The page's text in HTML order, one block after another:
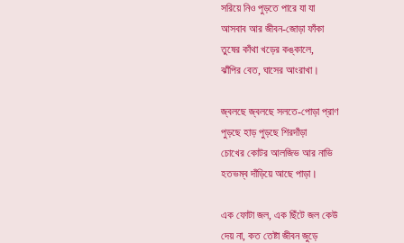
সরিয়ে নিও পুড়তে পারে যা যা
আসবাব আর জীবন-জোড়া ফাঁকা
তুষের কাঁথা খড়ের কঙ্কালে,
ঝাঁপির বেত, ঘাসের আংরাখা।
জ্বলছে জ্বলছে সলতে-পোড়া প্রাণ
পুড়ছে হাড় পুড়ছে শিরদাঁড়া
চোখের কোটর আলজিভ আর নাভি
হতভম্ব দাঁড়িয়ে আছে পাড়া।
এক ফোটা জল, এক ছিঁটে জল কেউ
দেয় না, কত তেষ্টা জীবন জুড়ে